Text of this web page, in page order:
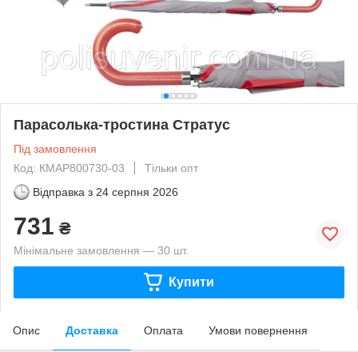
Парасолька-тростина Стратус
Під замовлення
Код: КМAP800730-03
Тільки опт
Відправка з 24 серпня 2026
731 ₴
Мінімальне замовлення — 30 шт.
Купити
Опис Доставка Оплата Умови повернення